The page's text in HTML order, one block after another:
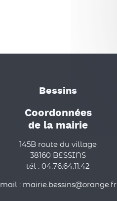
Bessins
Coordonnées
de la mairie
145B route du village
38160 BESSINS
tél : 04.76.64.11.42
mail : mairie.bessins@orange.fr